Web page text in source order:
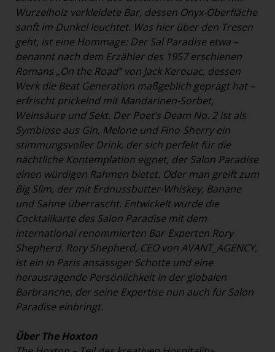
Wurzelholz verkleidete Bar, dessen Onyx-Oberfläche
sanft im Dunkel leuchtet. Was hier über den Tresen
geht, ist eine Hommage: Der Sal Paradise etwa –
benannt nach dem Erzähler des 1957 erschienen
Romans „On the Road“ von Jack Kerouac, dessen
Werk die Beat Generation maßgeblich geprägt hat –
erfrischt prickelnd mit Mandarinen-Sorbet,
Weinsäure und Sekt. Der Poet’s Deam No. 2 ist als
Symbiose aus Gin, Melone und Fino-Sherry ein
stimmungsvoller Drink, der sich perfekt für die
nächtliche Kontemplation eignet, der Salon Paradise
einen würdigen Rahmen bietet. Oder man greift zum
Big Slim, der mit Erdnussbutter-Whiskey, Banane
und Sahne überrascht. Entwickelt wurde die
Cocktailkarte des Salon Paradise mit dem
international renommierten Bar-Experten Rory
Shepherd. Rory Shepherd, CEO von AVANT_AGENCY,
ist ein in Paris ansässiger Schotte und eine
herausragende Persönlichkeit in der globalen
Barbranche, der seine Expertise nun auch für Salon
Paradise einbringt.
Über The Hoxton